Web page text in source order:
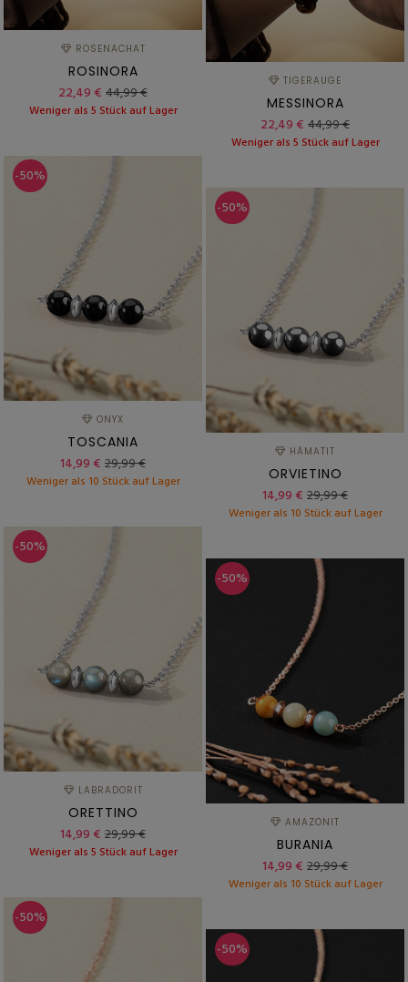
ROSENACHAT
ROSINORA
22,49 € 44,99 €
Weniger als 5 Stück auf Lager
TIGERAUGE
MESSINORA
22,49 € 44,99 €
Weniger als 5 Stück auf Lager
-50%
ONYX
TOSCANIA
14,99 € 29,99 €
Weniger als 10 Stück auf Lager
-50%
HÄMATIT
ORVIETINO
14,99 € 29,99 €
Weniger als 10 Stück auf Lager
-50%
LABRADORIT
ORETTINO
14,99 € 29,99 €
Weniger als 5 Stück auf Lager
-50%
AMAZONIT
BURANIA
14,99 € 29,99 €
Weniger als 10 Stück auf Lager
-50%
-50%